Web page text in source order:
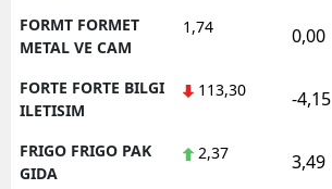
FORMT FORMET
METAL VE CAM
1,74 0,00
FORTE FORTE BILGI
ILETISIM
113,30 -4,15
FRIGO FRIGO PAK
GIDA
2,37 3,49